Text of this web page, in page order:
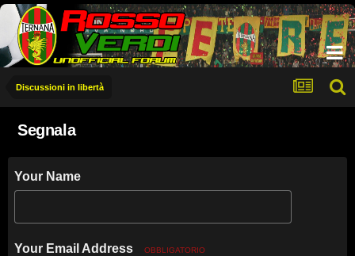
Discussioni in libertà
Segnala
Your Name
Your Email Address OBBLIGATORIO